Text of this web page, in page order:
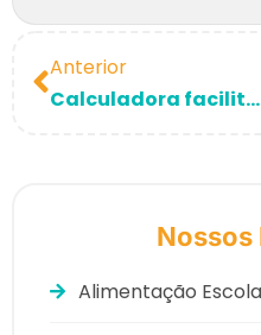
Anterior
Calculadora facilita adoção das Resoluções CFN Nº 789 e 790/2024 para Nutricionistas do PNAE
Nossos
Alimentação